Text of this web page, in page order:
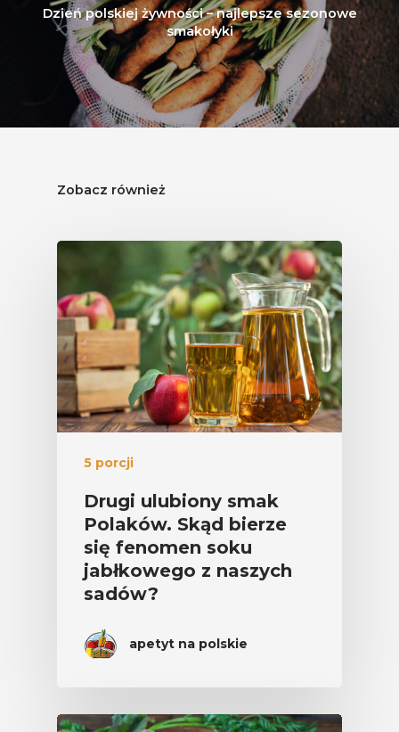
Dzień polskiej żywności – najlepsze sezonowe
smakołyki
Zobacz również
5 porcji
Drugi ulubiony smak
Polaków. Skąd bierze
się fenomen soku
jabłkowego z naszych
sadów?
apetyt na polskie